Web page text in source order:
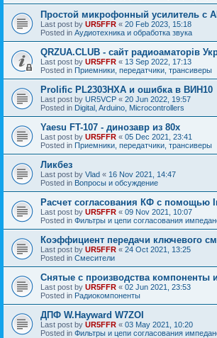
Простой микрофонный усилитель с
Last post by UR5FFR « 20 Feb 2023, 15:18
Posted in Аудиотехника и обработка звука
QRZUA.CLUB - сайт радиоаматорів
Last post by UR5FFR « 13 Sep 2022, 17:13
Posted in Приемники, передатчики, трансиверы
Prolific PL2303HXA и ошибка в ВИН10
Last post by UR5VCP « 20 Jun 2022, 19:57
Posted in Digital, Arduino, Microcontrollers
Yaesu FT-107 - динозавр из 80х
Last post by UR5FFR « 05 Dec 2021, 23:41
Posted in Приемники, передатчики, трансиверы
Ликбез
Last post by Vlad « 16 Nov 2021, 14:47
Posted in Вопросы и обсуждение
Расчет согласования КФ с помощью
Last post by UR5FFR « 09 Nov 2021, 10:07
Posted in Фильтры и цепи согласования
Коэффициент передачи ключевого
Last post by UR5FFR « 24 Oct 2021, 13:25
Posted in Смесители
Снятые с производства компоненты
Last post by UR5FFR « 02 Jun 2021, 23:53
Posted in Радиокомпоненты
ДПФ W.Hayward W7ZOI
Last post by UR5FFR « 03 May 2021, 10:20
Posted in Фильтры и цепи согласования